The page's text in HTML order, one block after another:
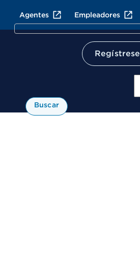
Agentes Empleadores
Regístrese
Buscar